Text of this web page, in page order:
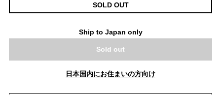
SOLD OUT
Ship to Japan only
Sold out
日本国内にお住まいの方向け